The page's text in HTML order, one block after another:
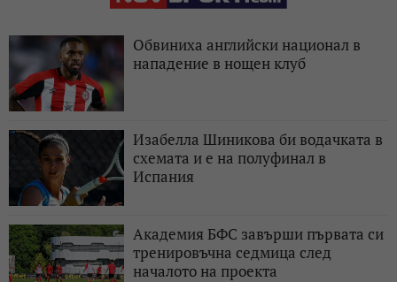
Обвиниха английски национал в
нападение в нощен клуб
Изабелла Шиникова би водачката в
схемата и е на полуфинал в
Испания
Академия БФС завърши първата си
тренировъчна седмица след
началото на проекта